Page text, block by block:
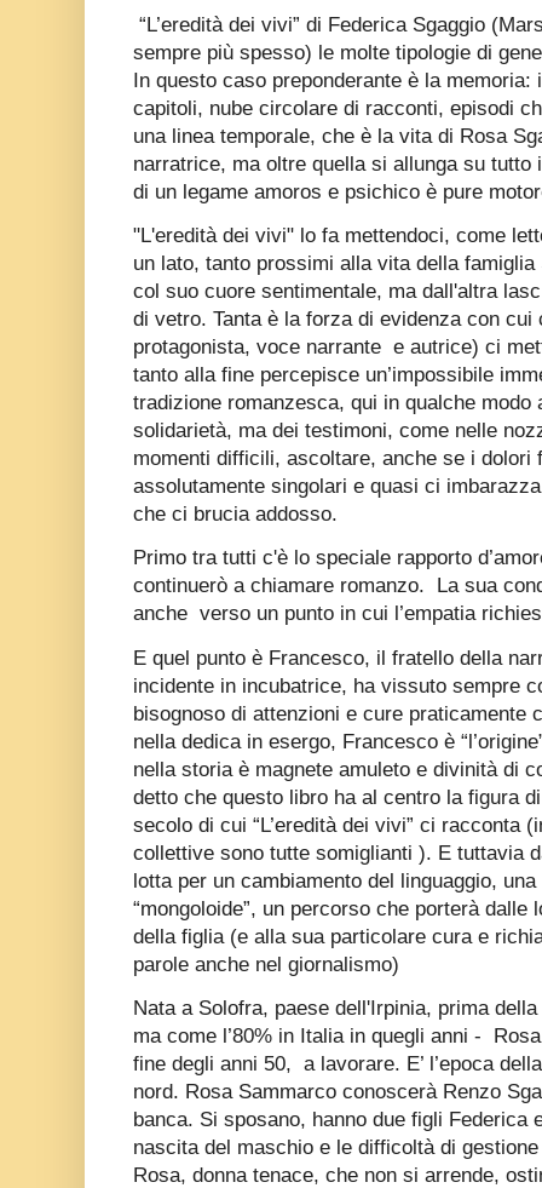
“L’eredità dei vivi” di Federica Sgaggio
sempre più spesso) le molte tipologie di
In questo caso preponderante è la
capitoli, nube circolare di racconti, episodi
una linea temporale, che è la vita di Rosa
narratrice, ma oltre quella si allunga su
di un legame amoros e psichico è pure
"L'eredità dei vivi" lo fa mettendoci, come
un lato, tanto prossimi alla vita della
col suo cuore sentimentale, ma dall'altra
di vetro. Tanta è la forza di evidenza con
protagonista, voce narrante e autrice) ci
tanto alla fine percepisce un’impossibile
tradizione romanzesca, qui in qualche modo
solidarietà, ma dei testimoni, come nelle
momenti difficili, ascoltare, anche se i dolori
assolutamente singolari e quasi ci
che ci brucia addosso.
Primo tra tutti c'è lo speciale rapporto
continuerò a chiamare romanzo.
La sua
anche verso un punto in cui l’empatia
E quel punto è Francesco, il fratello della
incidente in incubatrice, ha vissuto sempre
bisognoso di attenzioni e cure praticamente
nella dedica in esergo, Francesco è
nella storia è magnete amuleto e divinità di
detto che questo libro ha al centro la figura
secolo di cui “L’eredità dei vivi” ci racconta
collettive sono tutte somiglianti ). E tuttavia
lotta per un cambiamento del linguaggio,
“mongoloide”, un percorso che porterà dalle
della figlia (e alla sua particolare cura e
parole anche nel giornalismo)
Nata a Solofra, paese dell'Irpinia, prima
ma come l’80% in Italia in quegli anni -
fine degli anni 50, a lavorare. E’ l’epoca
nord. Rosa Sammarco conoscerà Renzo
banca. Si sposano, hanno due figli Federica
nascita del maschio e le difficoltà di
Rosa, donna tenace, che non si arrende,